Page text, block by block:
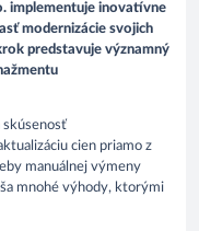
implementuje inovatívne
modernizácie svojich
predstavuje významný
skúsenosť
cien priamo z
manuálnej výmeny
mnohé výhody, ktorými